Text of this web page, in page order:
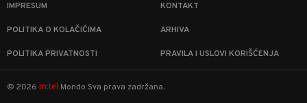
IMPRESUM KONTAKT
POLITIKA O KOLAČIĆIMA ARHIVA
POLITIKA PRIVATNOSTI PRAVILA I USLOVI KORIŠĆENJA
© 2026 m:tel Mondo Sva prava zadržana.